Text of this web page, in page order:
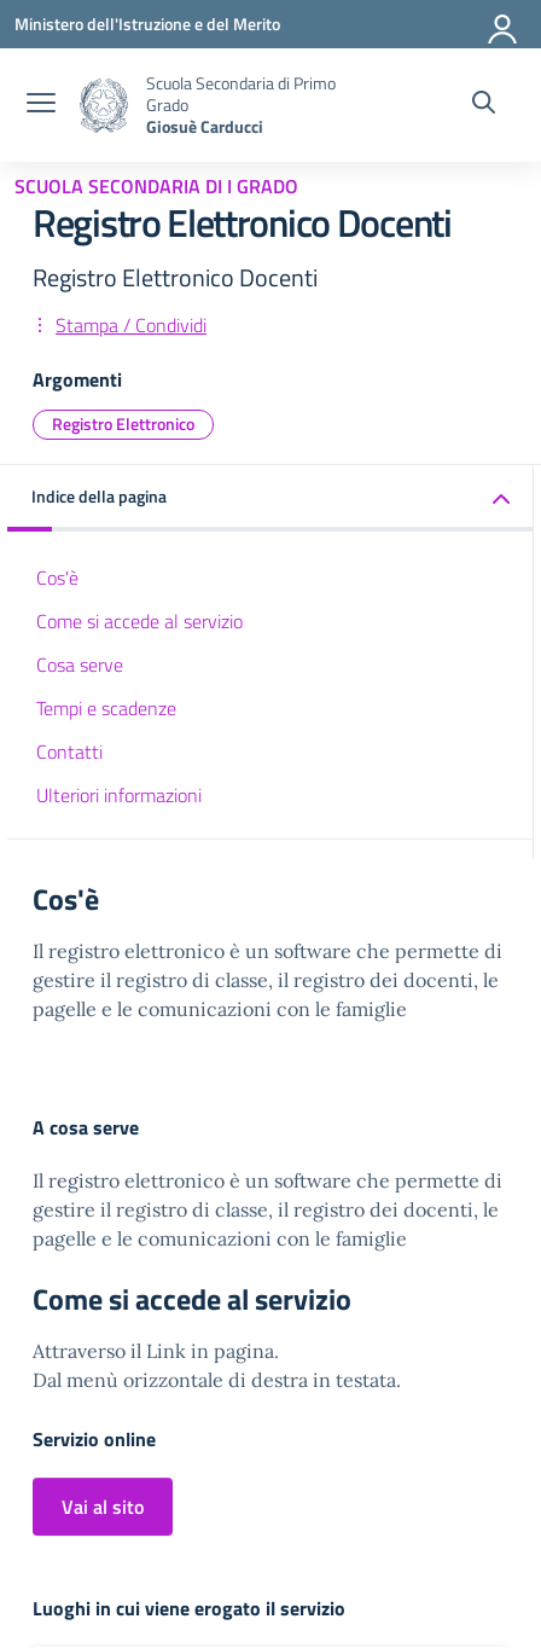
Vai ai contenuti
Vai al menu di navigazione
Vai al footer
Ministero dell'Istruzione e del Merito
Scuola Secondaria di Primo
Grado
Giosuè Carducci
SCUOLA SECONDARIA DI I GRADO
Registro Elettronico Docenti
Registro Elettronico Docenti
Stampa / Condividi
Argomenti
Registro Elettronico
Indice della pagina
Cos'è
Come si accede al servizio
Cosa serve
Tempi e scadenze
Contatti
Ulteriori informazioni
Cos'è
Il registro elettronico è un software che permette di
gestire il registro di classe, il registro dei docenti, le
pagelle e le comunicazioni con le famiglie
A cosa serve
Il registro elettronico è un software che permette di
gestire il registro di classe, il registro dei docenti, le
pagelle e le comunicazioni con le famiglie
Come si accede al servizio
Attraverso il Link in pagina.
Dal menù orizzontale di destra in testata.
Servizio online
Vai al sito
Luoghi in cui viene erogato il servizio